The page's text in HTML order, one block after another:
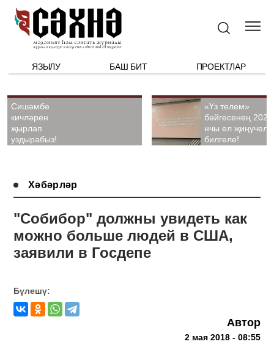
ЯЗЫЛУ БАШ БИТ ПРОЕКТЛАР
Сишәмбе
кичләрен
җырлап
уздырабыз!
«Үз телем»
бәйгесенең 2026
нчы ел
билгеле!
Хәбәрләр
"Собибор" должны увидеть как
можно больше людей в США,
заявили в Госдепе
Бүлешү:
Автор
2 мая 2018 - 08:55